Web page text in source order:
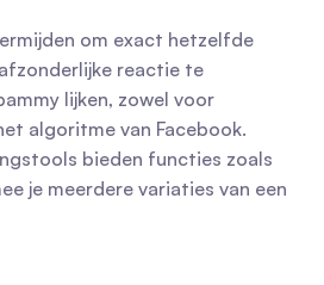
om exact hetzelfde
reactie te
lijken, zowel voor
algoritme van Facebook.
bieden functies zoals
je meerdere variaties van een